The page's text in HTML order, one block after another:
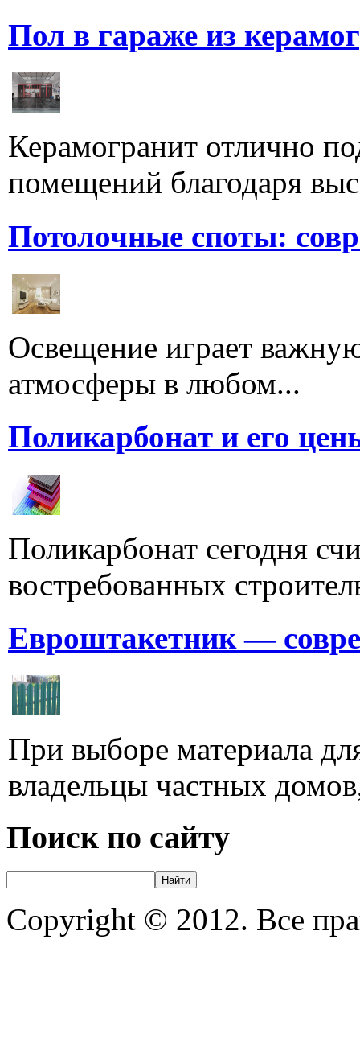
Пол в гараже из
Керамогранит отлично
помещений благодаря
Потолочные споты:
Освещение играет
атмосферы в любом...
Поликарбонат и его
Поликарбонат сегодня
востребованных
Евроштакетник —
При выборе материала
владельцы частных
Поиск по сайту
Copyright © 2012. Все